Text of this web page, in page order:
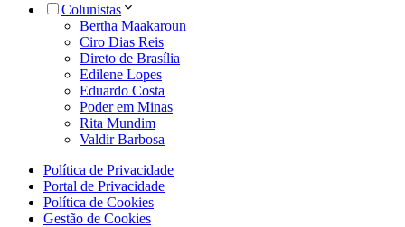
Colunistas
Bertha Maakaroun
Ciro Dias Reis
Direto de Brasília
Edilene Lopes
Eduardo Costa
Poder em Minas
Rita Mundim
Valdir Barbosa
Política de Privacidade
Portal de Privacidade
Política de Cookies
Gestão de Cookies